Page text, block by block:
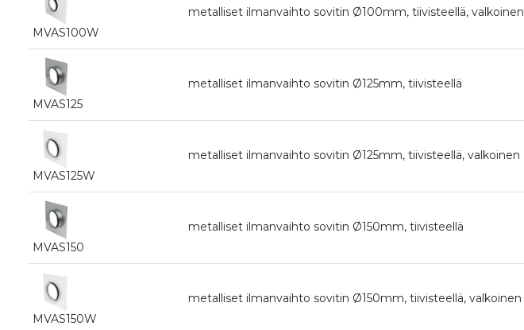
MVAS100W
metalliset ilmanvaihto sovitin Ø100mm, tiivisteellä, valkoinen
MVAS125
metalliset ilmanvaihto sovitin Ø125mm, tiivisteellä
MVAS125W
metalliset ilmanvaihto sovitin Ø125mm, tiivisteellä, valkoinen
MVAS150
metalliset ilmanvaihto sovitin Ø150mm, tiivisteellä
MVAS150W
metalliset ilmanvaihto sovitin Ø150mm, tiivisteellä, valkoinen